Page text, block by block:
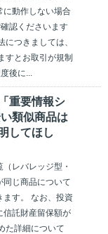
に動作しない場合
認くださいます
つきましては、
すとお取引が規制
後に...
重要情報シ
類似商品は
してほし
レバレッジ型・
同じ商品について
ます。 なお、投資
信託財産留保額が
た詳細について